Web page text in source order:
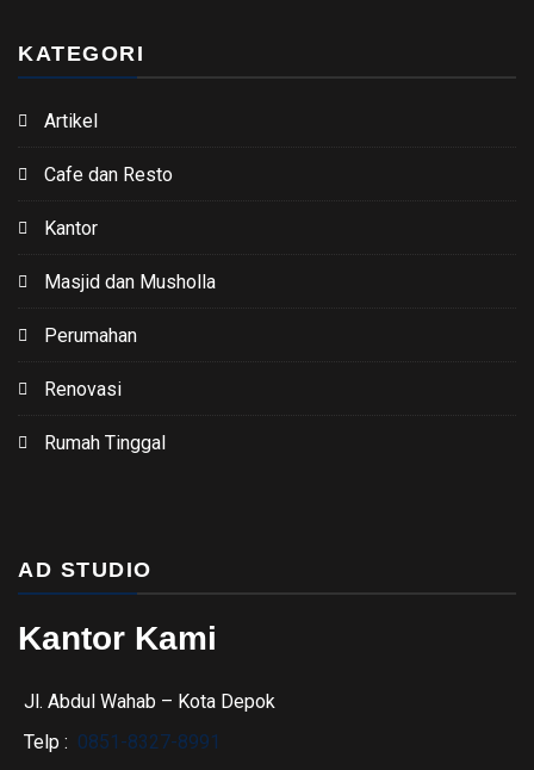
KATEGORI
Artikel
Cafe dan Resto
Kantor
Masjid dan Musholla
Perumahan
Renovasi
Rumah Tinggal
AD STUDIO
Kantor Kami
Jl. Abdul Wahab – Kota Depok
Telp : 0851-8327-8991